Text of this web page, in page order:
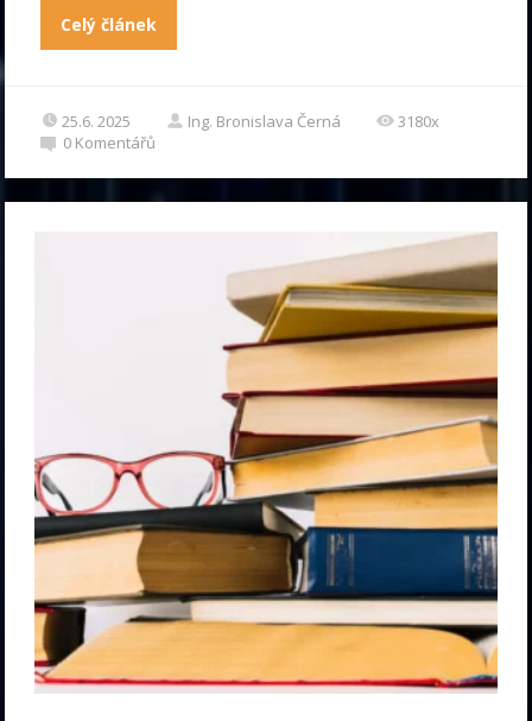
Celý článek
25.6. 2025 Ing. Bronislava Černá
3180x
0 Komentářů